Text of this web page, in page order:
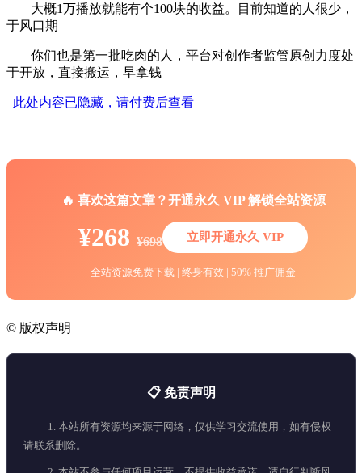
大概1万播放就能有个100块的收益。目前知道的人很少，
于风口期
你们也是第一批吃肉的人，平台对创作者监管原创力度处
于开放，直接搬运，早拿钱
此处内容已隐藏，请付费后查看
🔥 喜欢这篇文章？开通永久 VIP 解锁全站资源
¥268 ¥698 立即开通永久 VIP
全站资源免费下载 | 终身有效 | 50% 推广佣金
© 版权声明
📋 免责声明
1. 本站所有资源均来源于网络，仅供学习交流使用，如有侵权
请联系删除。